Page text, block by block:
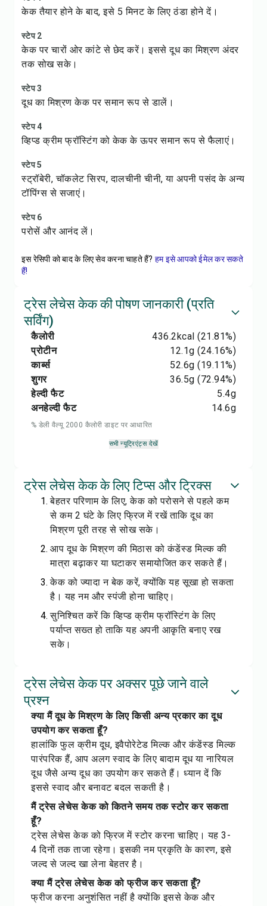
केक तैयार होने के बाद, इसे 5 मिनट के लिए ठंडा होने दें।
स्टेप 2
केक पर चारों ओर कांटे से छेद करें। इससे दूध का मिश्रण अंदर
तक सोख सके।
स्टेप 3
दूध का मिश्रण केक पर समान रूप से डालें।
स्टेप 4
व्हिप्ड क्रीम फ्रॉस्टिंग को केक के ऊपर समान रूप से फैलाएं।
स्टेप 5
स्ट्रॉबेरी, चॉकलेट सिरप, दालचीनी चीनी, या अपनी पसंद के अन्य
टॉपिंग्स से सजाएं।
स्टेप 6
परोसें और आनंद लें।
इस रेसिपी को बाद के लिए सेव करना चाहते हैं? हम इसे आपको ईमेल कर सकते
हैं!
ट्रेस लेचेस केक की पोषण जानकारी (प्रति
सर्विंग)
कैलोरी 436.2kcal (21.81%)
प्रोटीन
12.1g (24.16%)
कार्ब्स
52.6g (19.11%)
शुगर
36.5g (72.94%)
हेल्दी फैट
5.4g
अनहेल्दी फैट
14.6g
% डेली वैल्यू 2000 कैलोरी डाइट पर आधारित
सभी न्यूट्रिएंट्स देखें
ट्रेस लेचेस केक के लिए टिप्स और ट्रिक्स
बेहतर परिणाम के लिए, केक को परोसने से पहले कम
से कम 2 घंटे के लिए फ्रिज में रखें ताकि दूध का
मिश्रण पूरी तरह से सोख सके।
आप दूध के मिश्रण की मिठास को कंडेंस्ड मिल्क की
मात्रा बढ़ाकर या घटाकर समायोजित कर सकते हैं।
केक को ज्यादा न बेक करें, क्योंकि यह सूखा हो सकता
है। यह नम और स्पंजी होना चाहिए।
सुनिश्चित करें कि व्हिप्ड क्रीम फ्रॉस्टिंग के लिए
पर्याप्त सख्त हो ताकि यह अपनी आकृति बनाए रख
सके।
ट्रेस लेचेस केक पर अक्सर पूछे जाने वाले
प्रश्न
क्या मैं दूध के मिश्रण के लिए किसी अन्य प्रकार का दूध
उपयोग कर सकता हूँ?
हालांकि फुल क्रीम दूध, इवैपोरेटेड मिल्क और कंडेंस्ड मिल्क
पारंपरिक हैं, आप अलग स्वाद के लिए बादाम दूध या नारियल
दूध जैसे अन्य दूध का उपयोग कर सकते हैं। ध्यान दें कि
इससे स्वाद और बनावट बदल सकती है।
मैं ट्रेस लेचेस केक को कितने समय तक स्टोर कर सकता
हूँ?
ट्रेस लेचेस केक को फ्रिज में स्टोर करना चाहिए। यह 3-
4 दिनों तक ताजा रहेगा। इसकी नम प्रकृति के कारण, इसे
जल्द से जल्द खा लेना बेहतर है।
क्या मैं ट्रेस लेचेस केक को फ्रीज कर सकता हूँ?
फ्रीज करना अनुशंसित नहीं है क्योंकि इससे केक और